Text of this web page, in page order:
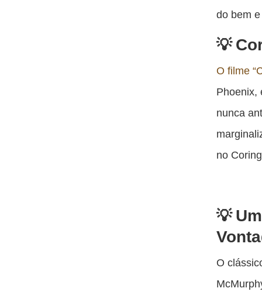
do bem
O filme
Phoenix,
nunca
no
O